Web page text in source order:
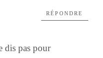
dis pas pour
RÉPONDRE